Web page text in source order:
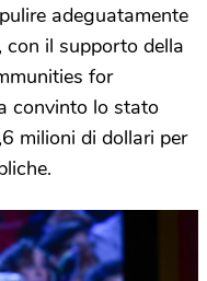
adeguatamente
il supporto della
for
convinto lo stato
milioni di dollari per